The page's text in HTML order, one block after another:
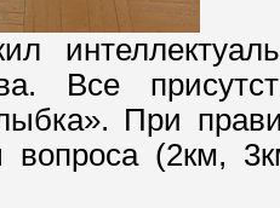
Все
При
вопроса (2км,